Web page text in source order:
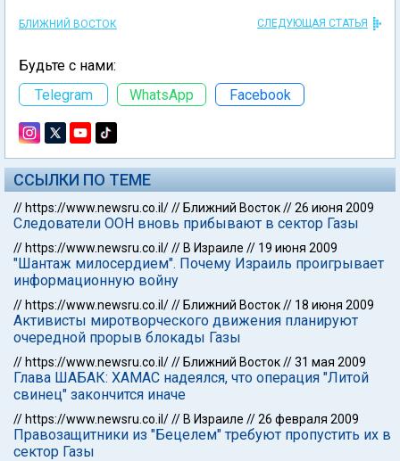
БЛИЖНИЙ ВОСТОК СЛЕДУЮЩАЯ СТАТЬЯ
Будьте с нами:
Telegram
WhatsApp Facebook
ССЫЛКИ ПО ТЕМЕ
// https://www.newsru.co.il/// Ближний Восток//26 июня 2009
Следователи ООН вновь прибывают в сектор Газы
// https://www.newsru.co.il/// В Израиле // 19 июня 2009
"Шантаж милосердием". Почему Израиль проигрывает
информационную войну
// https://www.newsru.co.il/// Ближний Восток// 18 июня 2009
Активисты миротворческого движения планируют
очередной прорыв блокады Газы
// https://www.newsru.co.il/// Ближний Восток//31 мая 2009
Глава ШАБАК: ХАМАС надеялся, что операция "Литой
свинец" закончится иначе
// https://www.newsru.co.il/// В Израиле //26 февраля 2009
Правозащитники из "Бецелем" требуют пропустить их в
сектор Газы